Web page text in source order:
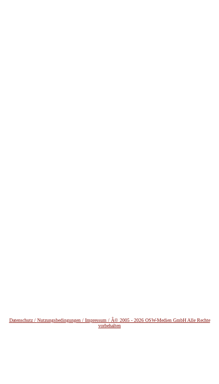
Datenschutz / Nutzungsbedingungen / Impressum / Â© 2005 - 2026 OSW-Medien GmbH Alle Rechte
vorbehalten